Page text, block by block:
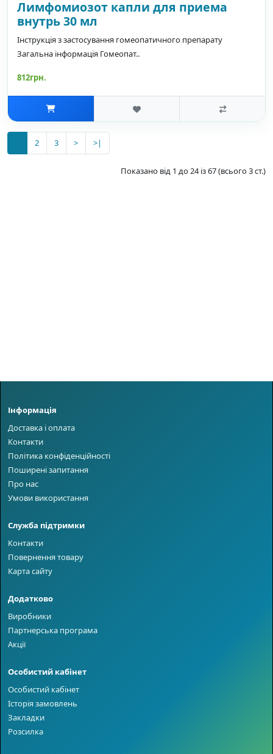
Лимфомиозот капли для приема
внутрь 30 мл
Інструкція з застосування гомеопатичного препарату
Загальна інформація Гомеопат..
812грн.
2 3 > >|
Показано від 1 до 24 із 67 (всього 3 ст.)
Інформація
Доставка і оплата
Контакти
Політика конфіденційності
Поширені запитання
Про нас
Умови використання
Служба підтримки
Контакти
Повернення товару
Карта сайту
Додатково
Виробники
Партнерська програма
Акції
Особистий кабінет
Особистий кабінет
Історія замовлень
Закладки
Розсилка